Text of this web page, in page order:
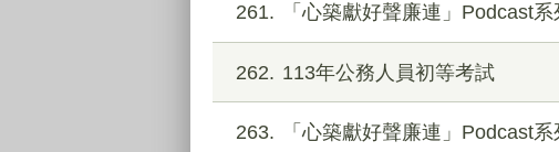
261 「心築獻好聲廉連」Podcast系
262 113年公務人員初等考試
263 「心築獻好聲廉連」Podcast系